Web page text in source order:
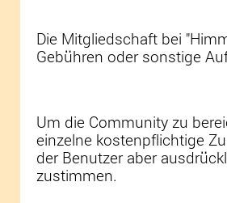
Die Mitgliedschaft bei
Gebühren oder sonstige
Um die Community zu
einzelne kostenpflichtige
der Benutzer aber
zustimmen.